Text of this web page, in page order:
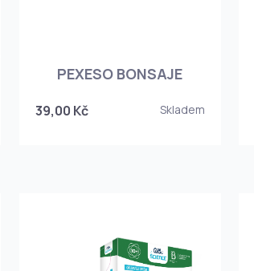
PEXESO BONSAJE
39,00 Kč Skladem